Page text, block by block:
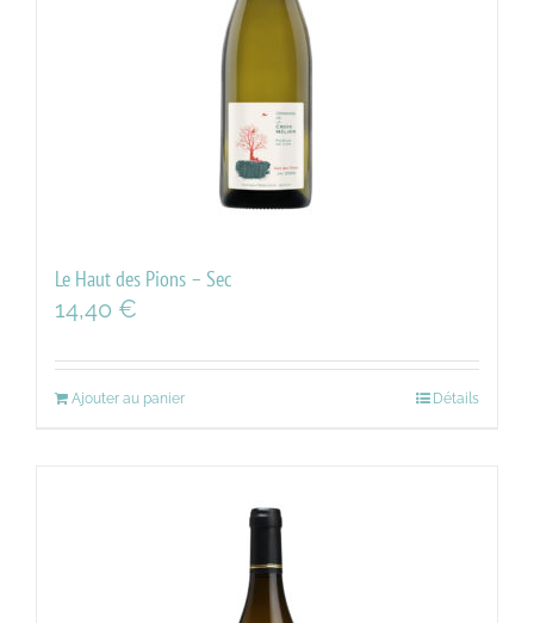
Le Haut des Pions – Sec
14,40 €
Ajouter au panier Détails